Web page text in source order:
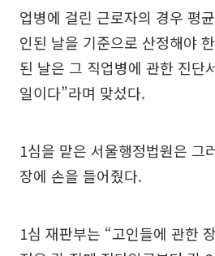
업병에 걸린 근로자의 경우 평
인된 날을 기준으로 산정해야
된 날은 그 직업병에 관한 진단
일이다”라며 맞섰다.
1심을 맡은 서울행정법원은 그
장에 손을 들어줬다.
1심 재판부는 “고인들에 관한